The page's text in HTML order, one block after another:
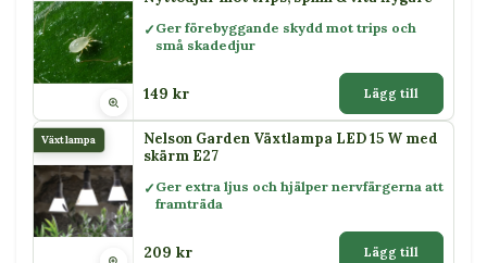
Ger förebyggande skydd mot trips och
små skadedjur
149 kr Lägg till
Växtlampa
Nelson Garden Växtlampa LED 15 W med
skärm E27
Ger extra ljus och hjälper nervfärgerna att
framträda
209 kr Lägg till